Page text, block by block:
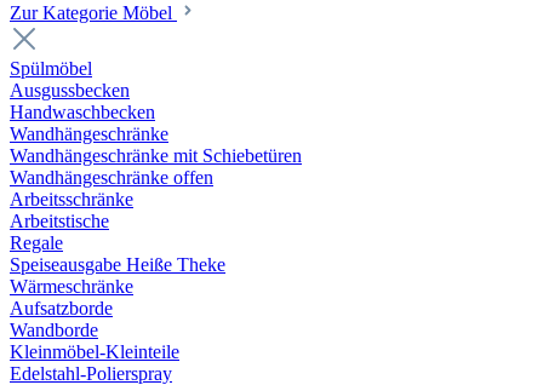
Zur Kategorie Möbel
Spülmöbel
Ausgussbecken
Handwaschbecken
Wandhängeschränke
Wandhängeschränke mit Schiebetüren
Wandhängeschränke offen
Arbeitsschränke
Arbeitstische
Regale
Speiseausgabe Heiße Theke
Wärmeschränke
Aufsatzborde
Wandborde
Kleinmöbel-Kleinteile
Edelstahl-Polierspray